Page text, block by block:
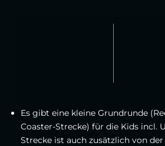
Es gibt eine kleine Grundrunde
Coaster-Strecke) für die Kids incl.
Strecke ist auch zusätzlich von